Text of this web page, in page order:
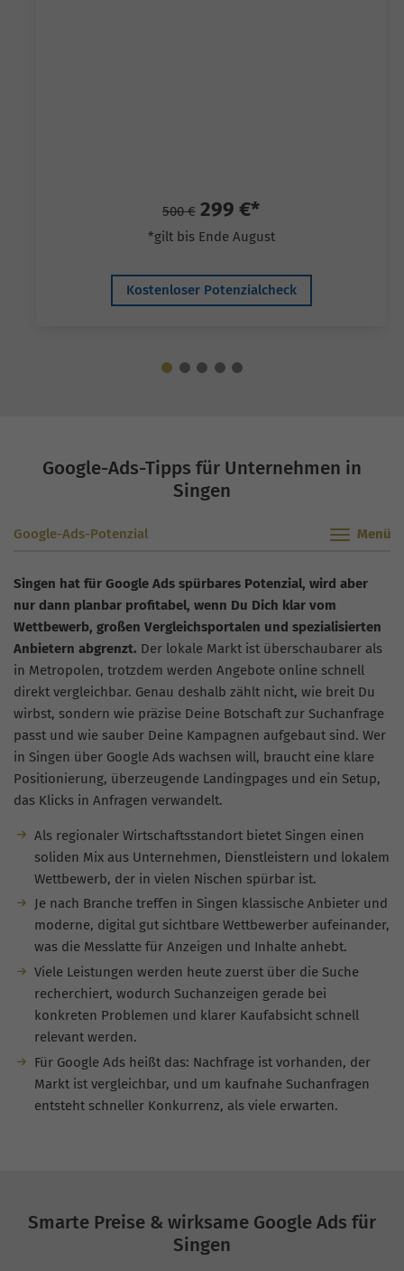
500 € 299 €*
*gilt bis Ende August
Kostenloser Potenzialcheck
Google-Ads-Tipps für Unternehmen in
Singen
Google-Ads-Potenzial
Singen hat für Google Ads spürbares Potenzial, wird aber
nur dann planbar profitabel, wenn Du Dich klar vom
Wettbewerb, großen Vergleichsportalen und spezialisierten
Anbietern abgrenzt. Der lokale Markt ist überschaubarer als
in Metropolen, trotzdem werden Angebote online schnell
direkt vergleichbar. Genau deshalb zählt nicht, wie breit Du
wirbst, sondern wie präzise Deine Botschaft zur Suchanfrage
passt und wie sauber Deine Kampagnen aufgebaut sind. Wer
in Singen über Google Ads wachsen will, braucht eine klare
Positionierung, überzeugende Landingpages und ein Setup,
das Klicks in Anfragen verwandelt.
Als regionaler Wirtschaftsstandort bietet Singen einen
soliden Mix aus Unternehmen, Dienstleistern und lokalem
Wettbewerb, der in vielen Nischen spürbar ist.
Je nach Branche treffen in Singen klassische Anbieter und
moderne, digital gut sichtbare Wettbewerber aufeinander,
was die Messlatte für Anzeigen und Inhalte anhebt.
Viele Leistungen werden heute zuerst über die Suche
recherchiert, wodurch Suchanzeigen gerade bei
konkreten Problemen und klarer Kaufabsicht schnell
relevant werden.
Für Google Ads heißt das: Nachfrage ist vorhanden, der
Markt ist vergleichbar, und um kaufnahe Suchanfragen
entsteht schneller Konkurrenz, als viele erwarten.
Smarte Preise & wirksame Google Ads für
Singen